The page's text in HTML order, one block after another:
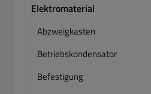
Elektromaterial
Abzweigkasten
Betriebskondensator
Befestigung